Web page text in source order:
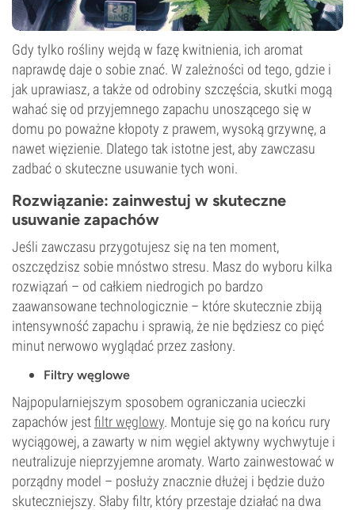
Gdy tylko rośliny wejdą w fazę kwitnienia, ich aromat
naprawdę daje o sobie znać. W zależności od tego, gdzie i
jak uprawiasz, a także od odrobiny szczęścia, skutki mogą
wahać się od przyjemnego zapachu unoszącego się w
domu po poważne kłopoty z prawem, wysoką grzywnę, a
nawet więzienie. Dlatego tak istotne jest, aby zawczasu
zadbać o skuteczne usuwanie tych woni.
Rozwiązanie: zainwestuj w skuteczne
usuwanie zapachów
Jeśli zawczasu przygotujesz się na ten moment,
oszczędzisz sobie mnóstwo stresu. Masz do wyboru kilka
rozwiązań – od całkiem niedrogich po bardzo
zaawansowane technologicznie – które skutecznie zbiją
intensywność zapachu i sprawią, że nie będziesz co pięć
minut nerwowo wyglądać przez zasłony.
Filtry węglowe
Najpopularniejszym sposobem ograniczania ucieczki
zapachów jestfiltr węglowy. Montuje się go na końcu rury
wyciągowej, a zawarty w nim węgiel aktywny wychwytuje i
neutralizuje nieprzyjemne aromaty. Warto zainwestować w
porządny model – posłuży znacznie dłużej i będzie dużo
skuteczniejszy. Słaby filtr, który przestaje działać na dwa